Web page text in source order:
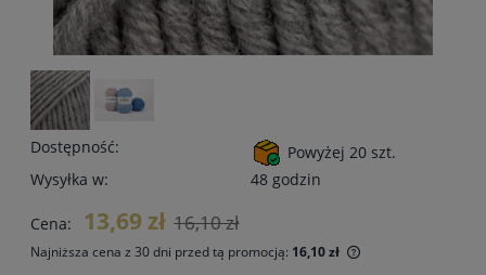
Dostępność:
Powyżej 20 szt.
Wysyłka w:
48 godzin
Cena: 13,69 zł 16,10 zł
Najniższa cena z 30 dni przed tą promocją: 16,10 zł